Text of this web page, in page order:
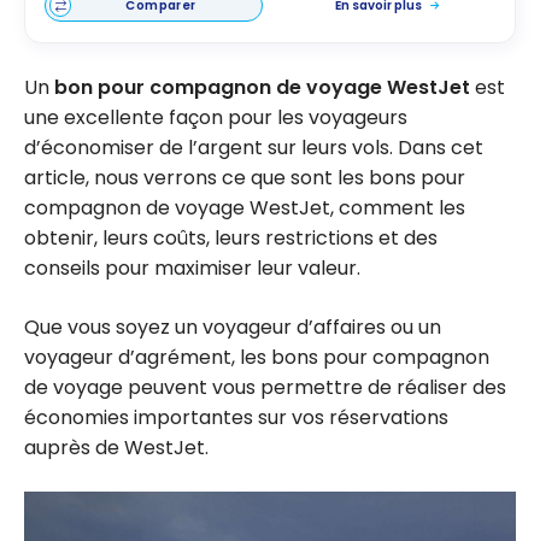
Comparer En savoir plus
Un bon pour compagnon de voyage WestJet est
une excellente façon pour les voyageurs
d’économiser de l’argent sur leurs vols. Dans cet
article, nous verrons ce que sont les bons pour
compagnon de voyage WestJet, comment les
obtenir, leurs coûts, leurs restrictions et des
conseils pour maximiser leur valeur.
Que vous soyez un voyageur d’affaires ou un
voyageur d’agrément, les bons pour compagnon
de voyage peuvent vous permettre de réaliser des
économies importantes sur vos réservations
auprès de WestJet.